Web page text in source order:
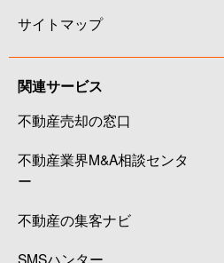
サイトマップ
関連サービス
不動産売却の窓口
不動産業界M&A相談センタ
ー
不動産の集客ナビ
SMSハンター